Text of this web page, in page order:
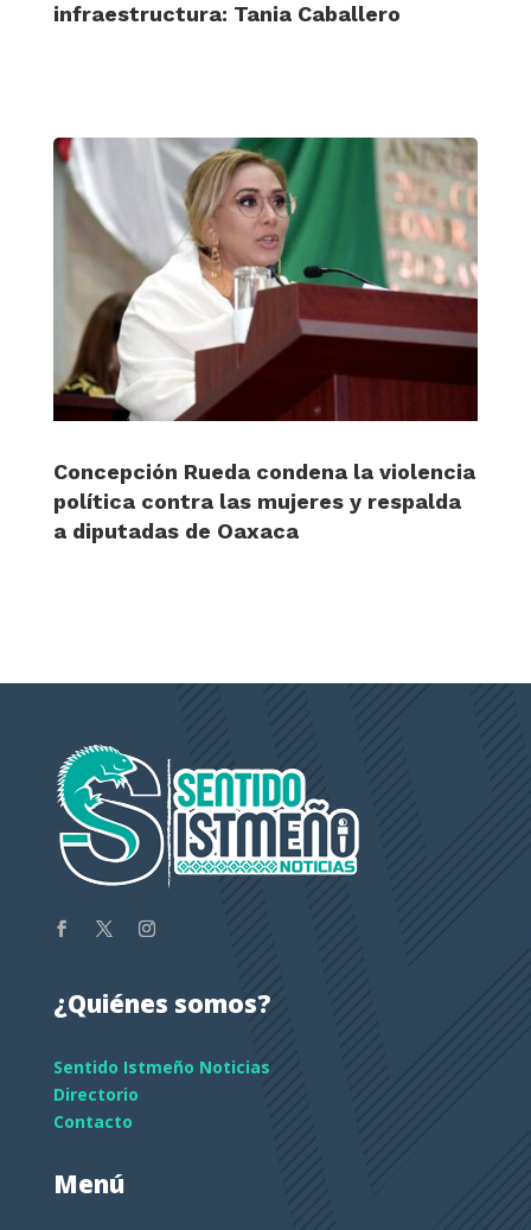
infraestructura: Tania Caballero
Concepción Rueda condena la violencia
política contra las mujeres y respalda
a diputadas de Oaxaca
¿Quiénes somos?
Sentido Istmeño Noticias
Directorio
Contacto
Menú